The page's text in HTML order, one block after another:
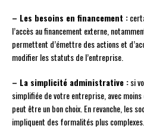
– Les besoins en financement :
l’accès au financement externe,
permettent d’émettre des actions et
modifier les statuts de l’entreprise.
– La simplicité administrative :si
simplifiée de votre entreprise, avec
peut être un bon choix. En revanche, les
impliquent des formalités plus complexes.